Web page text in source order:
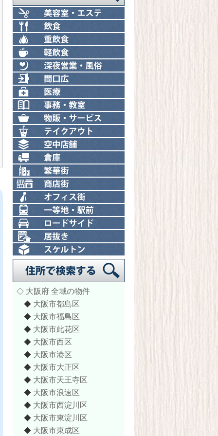
◇ 大阪府 全域の物件
◆ 大阪市都島区
◆ 大阪市福島区
◆ 大阪市此花区
◆ 大阪市西区
◆ 大阪市港区
◆ 大阪市大正区
◆ 大阪市天王寺区
◆ 大阪市浪速区
◆ 大阪市西淀川区
◆ 大阪市東淀川区
◆ 大阪市東成区